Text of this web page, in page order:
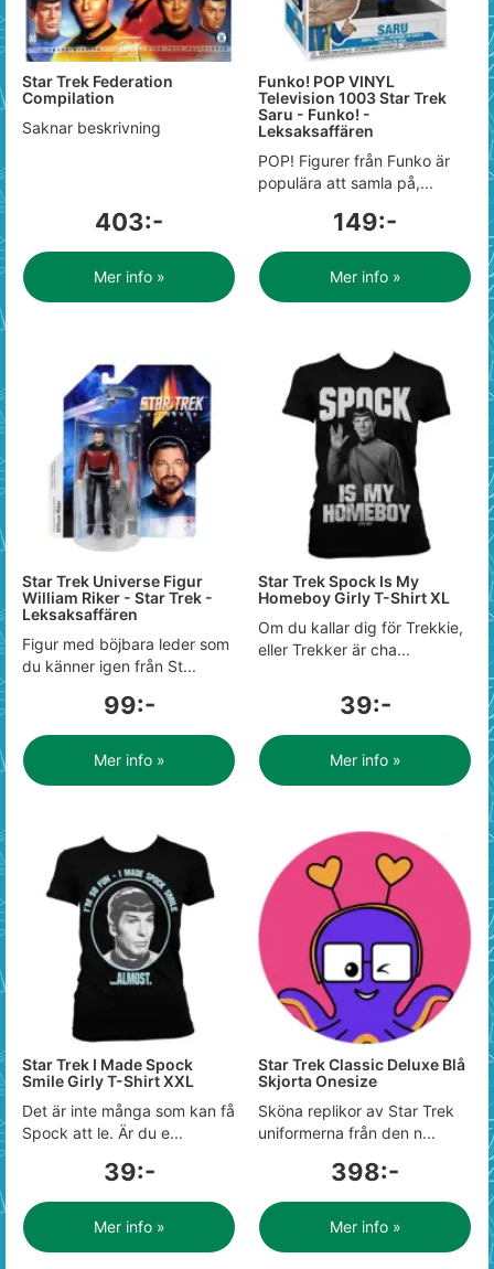
Star Trek Federation
Compilation
Saknar beskrivning
403:-
Mer info »
Funko! POP VINYL
Television 1003 Star Trek
Saru - Funko! -
Leksaksaffären
POP! Figurer från Funko är
populära att samla på,...
149:-
Mer info »
Star Trek Universe Figur
William Riker - Star Trek -
Leksaksaffären
Figur med böjbara leder som
du känner igen från St...
99:-
Mer info »
Star Trek Spock Is My
Homeboy Girly T-Shirt XL
Om du kallar dig för Trekkie,
eller Trekker är cha...
39:-
Mer info »
Star Trek I Made Spock
Smile Girly T-Shirt XXL
Det är inte många som kan få
Spock att le. Är du e...
39:-
Mer info »
Star Trek Classic Deluxe Blå
Skjorta Onesize
Sköna replikor av Star Trek
uniformerna från den n...
398:-
Mer info »